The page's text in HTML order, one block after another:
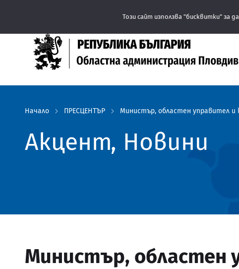
Начало ПРЕСЦЕНТЪР Министър, областен управител и
Акцент, Новини
Министър, областен
Този сайт използва "бисквитки" за